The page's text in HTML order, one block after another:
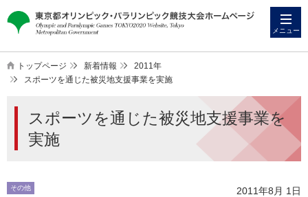
ス
メニュー
トップページ 新着情報
2011年
スポーツを通じた被災地支援事業を実施
ら
スポーツを通じた被災地支援事業を
実施
2011年8月 1日
その他